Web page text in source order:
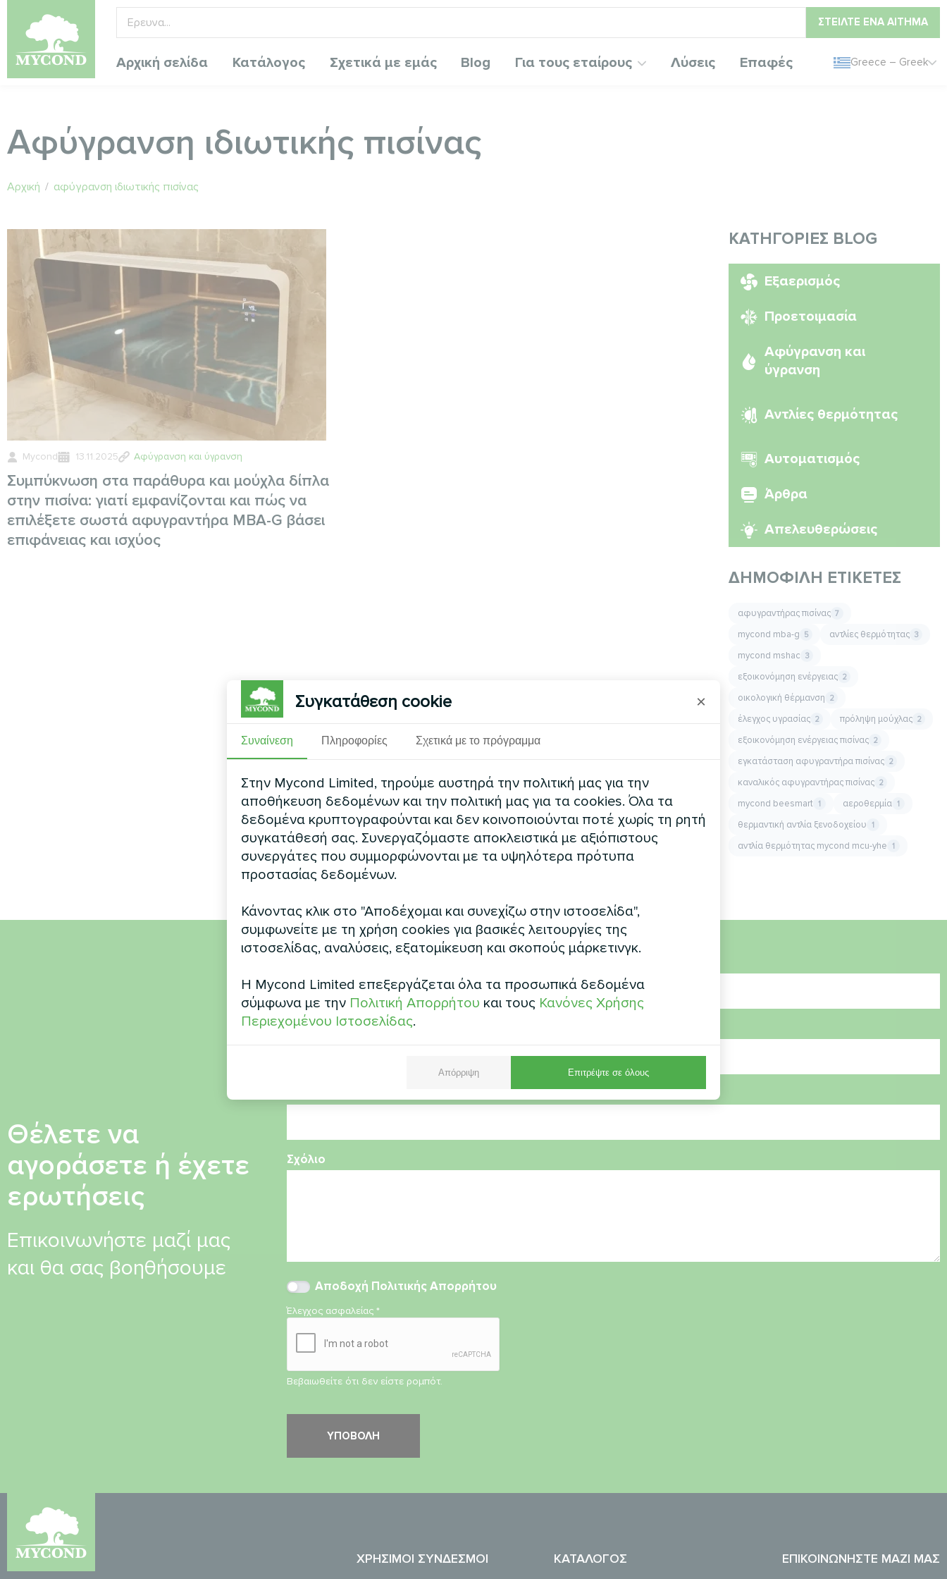
ΣΤΕΊΛΤΕ ΈΝΑ ΑΊΤΗΜΑ
Αρχική σελίδα Κατάλογος Σχετικά με εμάς Blog Για τους εταίρους Λύσεις Επαφές Greece – Greek
Αφύγρανση ιδιωτικής πισίνας
Αρχική / αφύγρανση ιδιωτικής πισίνας
Mycond 13.11.2025 Αφύγρανση και ύγρανση
Συμπύκνωση στα παράθυρα και μούχλα δίπλα
στην πισίνα: γιατί εμφανίζονται και πώς να
επιλέξετε σωστά αφυγραντήρα MBA-G βάσει
επιφάνειας και ισχύος
ΚΑΤΗΓΟΡΊΕΣ BLOG
Εξαερισμός
Προετοιμασία
Αφύγρανση και
ύγρανση
Αντλίες θερμότητας
Αυτοματισμός
Άρθρα
Απελευθερώσεις
ΔΗΜΟΦΙΛΉ ΕΤΙΚΈΤΕΣ
αφυγραντήρας πισίνας 7
mycond mba-g 5 αντλίες θερμότητας 3
mycond mshac 3
εξοικονόμηση ενέργειας 2
οικολογική θέρμανση 2
έλεγχος υγρασίας 2 πρόληψη μούχλας 2
εξοικονόμηση ενέργειας πισίνας 2
εγκατάσταση αφυγραντήρα πισίνας 2
καναλικός αφυγραντήρας πισίνας 2
mycond beesmart 1 αεροθερμία 1
θερμαντική αντλία ξενοδοχείου 1
αντλία θερμότητας mycond mcu-yhe 1
Θέλετε να
αγοράσετε ή έχετε
ερωτήσεις
Επικοινωνήστε μαζί μας
και θα σας βοηθήσουμε
Αριθμός τηλεφώνου
Σχόλιο
Αποδοχή Πολιτικής Απορρήτου
Έλεγχος ασφαλείας*
Βεβαιωθείτε ότι δεν είστε ρομπότ.
ΧΡΉΣΙΜΟΙ ΣΎΝΔΕΣΜΟΙ ΚΑΤΆΛΟΓΟΣ ΕΠΙΚΟΙΝΩΝΉΣΤΕ ΜΑΖΊ ΜΑΣ
Συγκατάθεση cookie ×
Συναίνεση Πληροφορίες Σχετικά με το πρόγραμμα
Στην Mycond Limited, τηρούμε αυστηρά την πολιτική μας για την
αποθήκευση δεδομένων και την πολιτική μας για τα cookies. Όλα τα
δεδομένα κρυπτογραφούνται και δεν κοινοποιούνται ποτέ χωρίς τη ρητή
συγκατάθεσή σας. Συνεργαζόμαστε αποκλειστικά με αξιόπιστους
συνεργάτες που συμμορφώνονται με τα υψηλότερα πρότυπα
προστασίας δεδομένων.
Κάνοντας κλικ στο "Αποδέχομαι και συνεχίζω στην ιστοσελίδα",
συμφωνείτε με τη χρήση cookies για βασικές λειτουργίες της
ιστοσελίδας, αναλύσεις, εξατομίκευση και σκοπούς μάρκετινγκ.
Η Mycond Limited επεξεργάζεται όλα τα προσωπικά δεδομένα
σύμφωνα με την Πολιτική Απορρήτου και τους Κανόνες Χρήσης
Περιεχομένου Ιστοσελίδας.
Απόρριψη Επιτρέψτε σε όλους